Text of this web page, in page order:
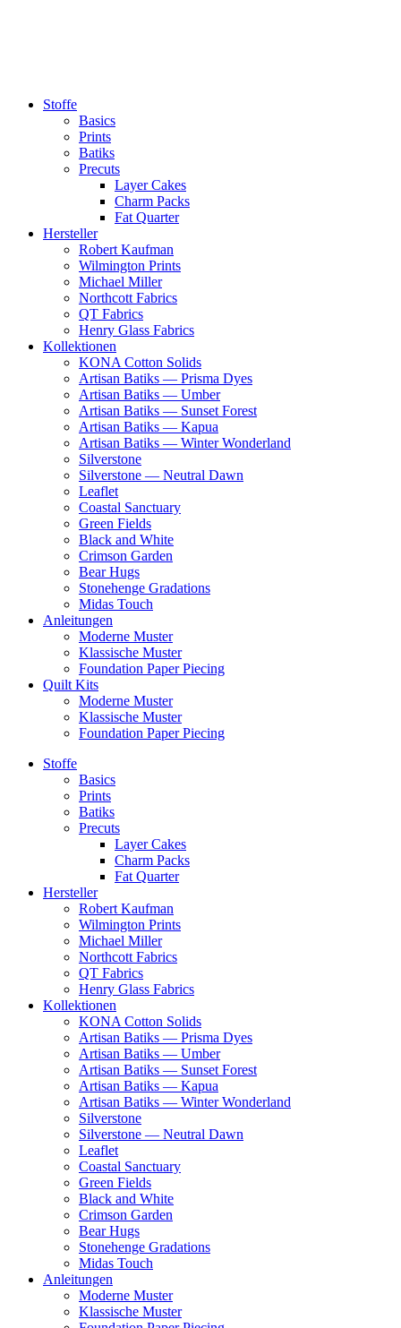
Stoffe
Basics
Prints
Batiks
Precuts
Layer Cakes
Charm Packs
Fat Quarter
Hersteller
Robert Kaufman
Wilmington Prints
Michael Miller
Northcott Fabrics
QT Fabrics
Henry Glass Fabrics
Kollektionen
KONA Cotton Solids
Artisan Batiks — Prisma Dyes
Artisan Batiks — Umber
Artisan Batiks — Sunset Forest
Artisan Batiks — Kapua
Artisan Batiks — Winter Wonderland
Silverstone
Silverstone — Neutral Dawn
Leaflet
Coastal Sanctuary
Green Fields
Black and White
Crimson Garden
Bear Hugs
Stonehenge Gradations
Midas Touch
Anleitungen
Moderne Muster
Klassische Muster
Foundation Paper Piecing
Quilt Kits
Moderne Muster
Klassische Muster
Foundation Paper Piecing
Stoffe
Basics
Prints
Batiks
Precuts
Layer Cakes
Charm Packs
Fat Quarter
Hersteller
Robert Kaufman
Wilmington Prints
Michael Miller
Northcott Fabrics
QT Fabrics
Henry Glass Fabrics
Kollektionen
KONA Cotton Solids
Artisan Batiks — Prisma Dyes
Artisan Batiks — Umber
Artisan Batiks — Sunset Forest
Artisan Batiks — Kapua
Artisan Batiks — Winter Wonderland
Silverstone
Silverstone — Neutral Dawn
Leaflet
Coastal Sanctuary
Green Fields
Black and White
Crimson Garden
Bear Hugs
Stonehenge Gradations
Midas Touch
Anleitungen
Moderne Muster
Klassische Muster